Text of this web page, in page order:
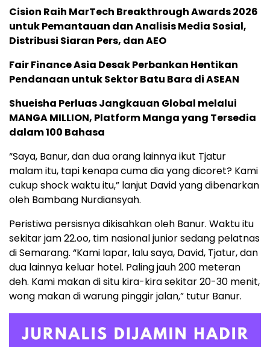
Cision Raih MarTech Breakthrough Awards 2026
untuk Pemantauan dan Analisis Media Sosial,
Distribusi Siaran Pers, dan AEO
Fair Finance Asia Desak Perbankan Hentikan
Pendanaan untuk Sektor Batu Bara di ASEAN
Shueisha Perluas Jangkauan Global melalui
MANGA MILLION, Platform Manga yang Tersedia
dalam 100 Bahasa
“Saya, Banur, dan dua orang lainnya ikut Tjatur
malam itu, tapi kenapa cuma dia yang dicoret? Kami
cukup shock waktu itu,” lanjut David yang dibenarkan
oleh Bambang Nurdiansyah.
Peristiwa persisnya dikisahkan oleh Banur. Waktu itu
sekitar jam 22.oo, tim nasional junior sedang pelatnas
di Semarang. “Kami lapar, lalu saya, David, Tjatur, dan
dua lainnya keluar hotel. Paling jauh 200 meteran
deh. Kami makan di situ kira-kira sekitar 20-30 menit,
wong makan di warung pinggir jalan,” tutur Banur.